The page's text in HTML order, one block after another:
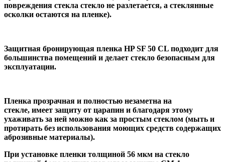
повреждения стекла стекло не разлетается, а стеклянные
осколки остаются на пленке).
Защитная бронирующая пленка HP SF 50 CL подходит для
большинства помещений и делает стекло безопасным для
эксплуатации.
Пленка прозрачная и полностью незаметна на
стекле, имеет защиту от царапин и благодаря этому
ухаживать за ней можно как за простым стеклом (мыть и
протирать без использования моющих средств содержащих
аброзивные материалы).
При установке пленки толщиной 56 мкм на стекло